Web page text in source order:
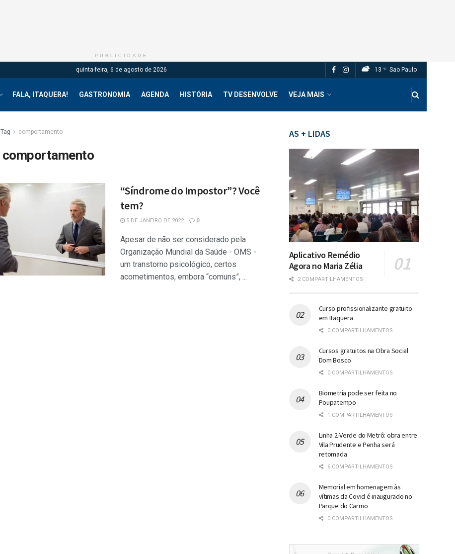
PUBLICIDADE
quinta-feira, 6 de agosto de 2026 13 °C Sao Paulo
FALA, ITAQUERA! GASTRONOMIA AGENDA HISTÓRIA TV DESENVOLVE VEJA MAIS
Tag comportamento
comportamento
“Síndrome do Impostor”? Você
tem?
5 DE JANEIRO DE 2022 0
Apesar de não ser considerado pela
Organização Mundial da Saúde - OMS -
um transtorno psicológico, certos
acometimentos, embora “comuns”, ...
AS + LIDAS
Aplicativo Remédio
Agora no Maria Zélia
2 COMPARTILHAMENTOS
Curso profissionalizante gratuito
em Itaquera
0 COMPARTILHAMENTOS
Cursos gratuitos na Obra Social
Dom Bosco
0 COMPARTILHAMENTOS
Biometria pode ser feita no
Poupatempo
1 COMPARTILHAMENTOS
Linha 2-Verde do Metrô: obra entre
Vila Prudente e Penha será
retomada
6 COMPARTILHAMENTOS
Memorial em homenagem às
vítimas da Covid é inaugurado no
Parque do Carmo
0 COMPARTILHAMENTOS